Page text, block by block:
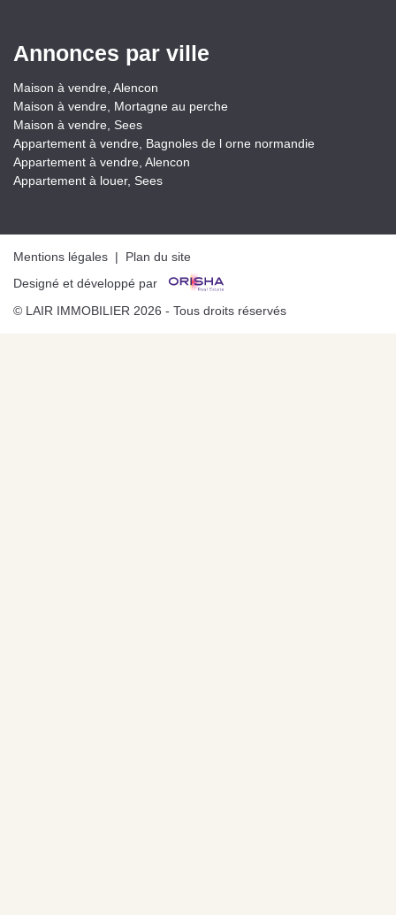
Annonces par ville
Maison à vendre, Alencon
Maison à vendre, Mortagne au perche
Maison à vendre, Sees
Appartement à vendre, Bagnoles de l orne normandie
Appartement à vendre, Alencon
Appartement à louer, Sees
Mentions légales | Plan du site
Designé et développé par
© LAIR IMMOBILIER 2026 - Tous droits réservés